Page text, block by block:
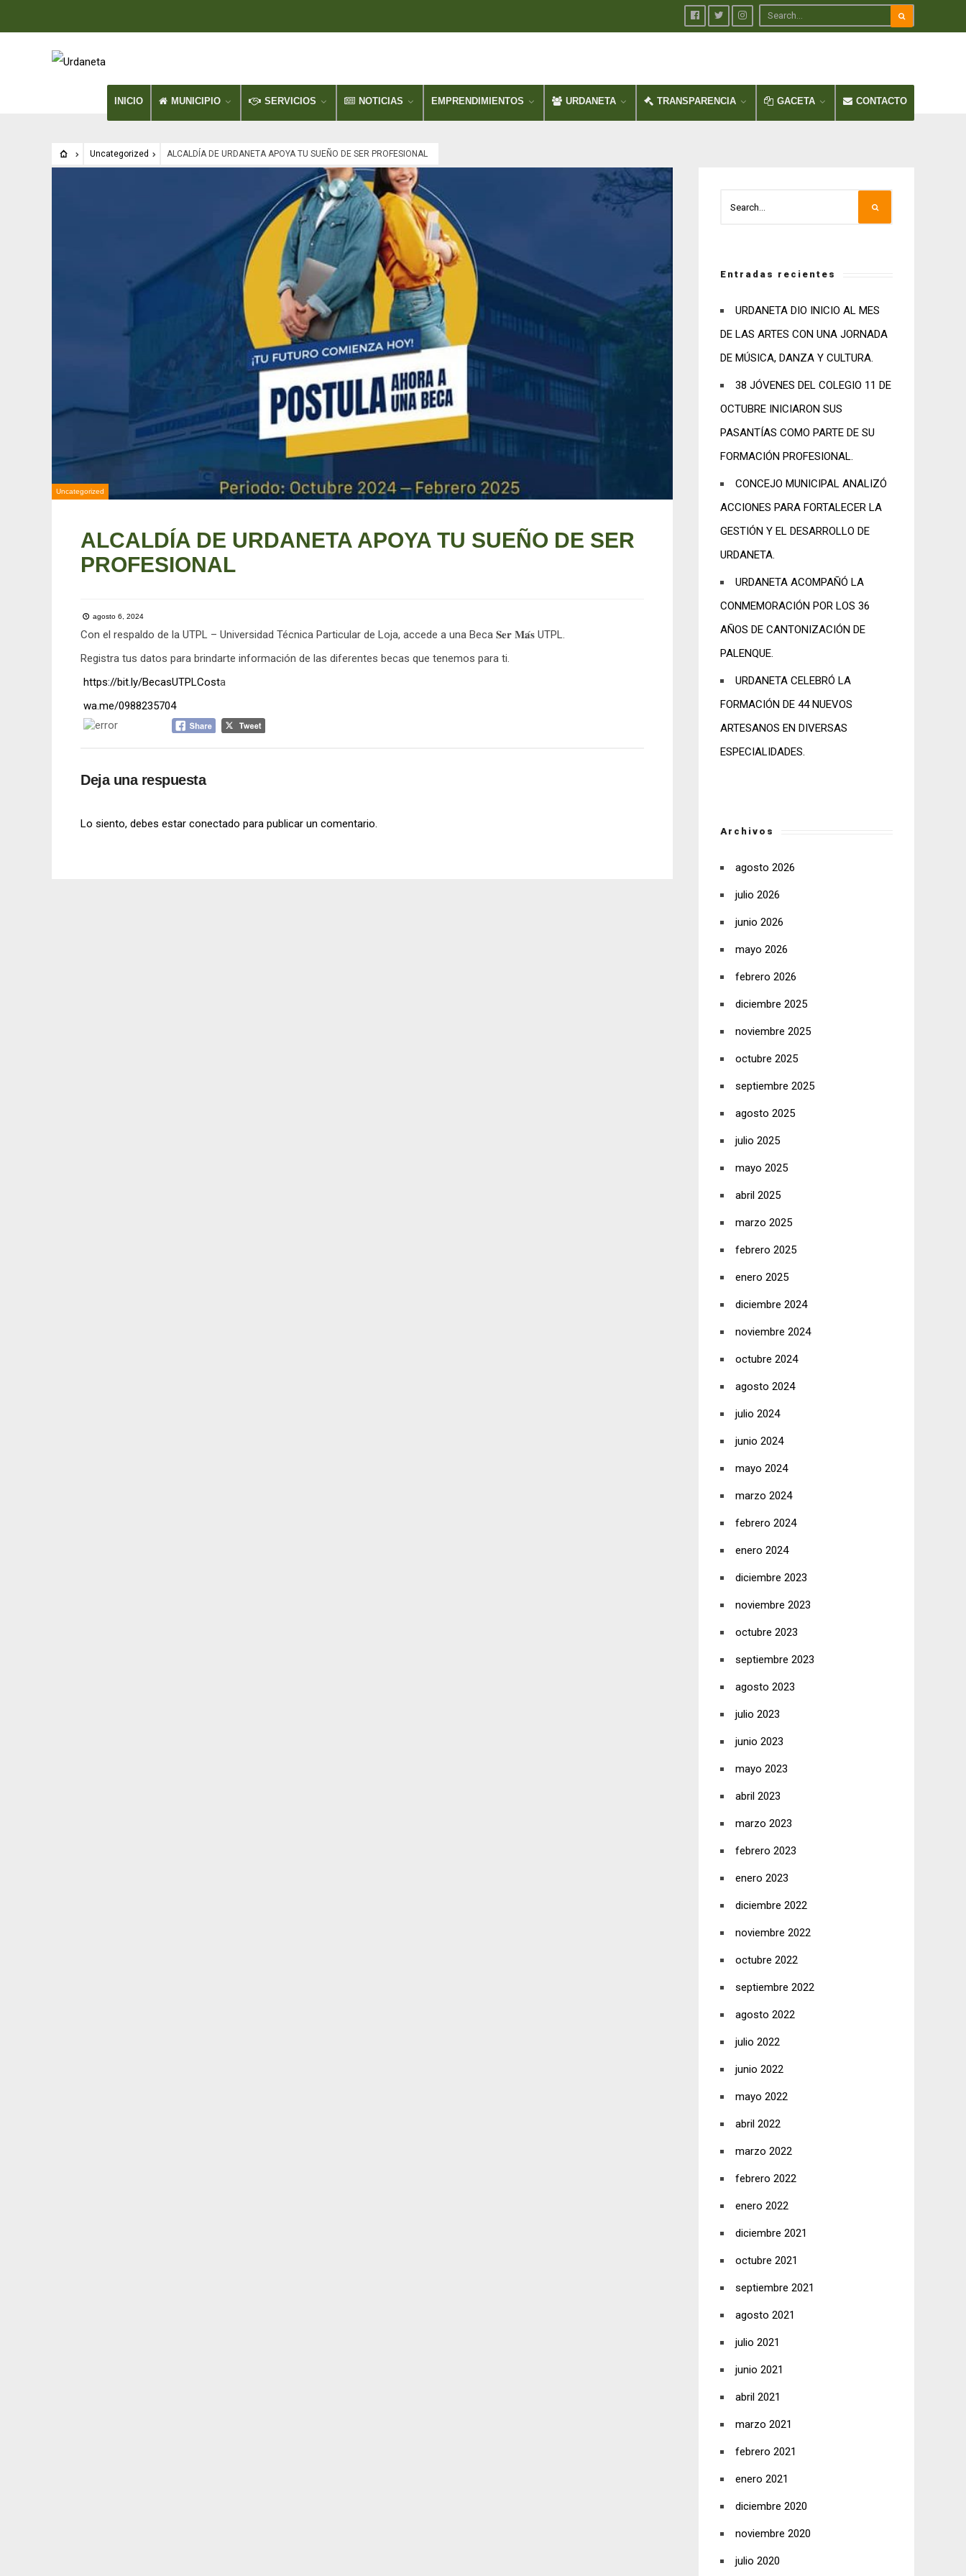
INICIO MUNICIPIO SERVICIOS NOTICIAS EMPRENDIMIENTOS URDANETA TRANSPARENCIA GACETA CONTACTO
Uncategorized ALCALDÍA DE URDANETA APOYA TU SUEÑO DE SER PROFESIONAL
Uncategorized
ALCALDÍA DE URDANETA APOYA TU SUEÑO DE SER
PROFESIONAL
agosto 6, 2024
Con el respaldo de la UTPL – Universidad Técnica Particular de Loja, accede a una Beca 𝐒𝐞𝐫 𝐌𝐚́𝐬 UTPL.
Registra tus datos para brindarte información de las diferentes becas que tenemos para ti.
https://bit.ly/BecasUTPLCosta
wa.me/0988235704
Deja una respuesta
Lo siento, debes estar conectado para publicar un comentario.
Entradas recientes
URDANETA DIO INICIO AL MES
DE LAS ARTES CON UNA JORNADA
DE MÚSICA, DANZA Y CULTURA.
38 JÓVENES DEL COLEGIO 11 DE
OCTUBRE INICIARON SUS
PASANTÍAS COMO PARTE DE SU
FORMACIÓN PROFESIONAL.
CONCEJO MUNICIPAL ANALIZÓ
ACCIONES PARA FORTALECER LA
GESTIÓN Y EL DESARROLLO DE
URDANETA.
URDANETA ACOMPAÑÓ LA
CONMEMORACIÓN POR LOS 36
AÑOS DE CANTONIZACIÓN DE
PALENQUE.
URDANETA CELEBRÓ LA
FORMACIÓN DE 44 NUEVOS
ARTESANOS EN DIVERSAS
ESPECIALIDADES.
Archivos
agosto 2026
julio 2026
junio 2026
mayo 2026
febrero 2026
diciembre 2025
noviembre 2025
octubre 2025
septiembre 2025
agosto 2025
julio 2025
mayo 2025
abril 2025
marzo 2025
febrero 2025
enero 2025
diciembre 2024
noviembre 2024
octubre 2024
agosto 2024
julio 2024
junio 2024
mayo 2024
marzo 2024
febrero 2024
enero 2024
diciembre 2023
noviembre 2023
octubre 2023
septiembre 2023
agosto 2023
julio 2023
junio 2023
mayo 2023
abril 2023
marzo 2023
febrero 2023
enero 2023
diciembre 2022
noviembre 2022
octubre 2022
septiembre 2022
agosto 2022
julio 2022
junio 2022
mayo 2022
abril 2022
marzo 2022
febrero 2022
enero 2022
diciembre 2021
octubre 2021
septiembre 2021
agosto 2021
julio 2021
junio 2021
abril 2021
marzo 2021
febrero 2021
enero 2021
diciembre 2020
noviembre 2020
julio 2020